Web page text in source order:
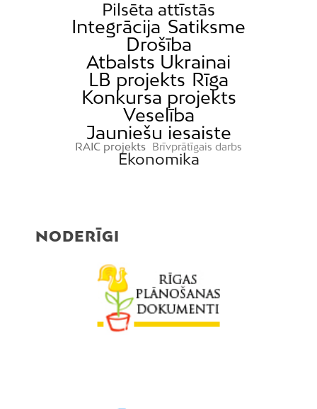
Pilsēta attīstās
Integrācija Satiksme
Drošība
Atbalsts Ukrainai
LB projekts Rīga
Konkursa projekts
Veselība
Jauniešu iesaiste
RAIC projekts Brīvprātīgais darbs
Ekonomika
NODERĪGI